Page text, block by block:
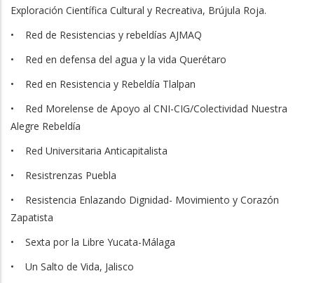
Exploración Científica Cultural y Recreativa, Brújula Roja.
• Red de Resistencias y rebeldías AJMAQ
• Red en defensa del agua y la vida Querétaro
• Red en Resistencia y Rebeldía Tlalpan
• Red Morelense de Apoyo al CNI-CIG/Colectividad Nuestra
Alegre Rebeldía
• Red Universitaria Anticapitalista
• Resistrenzas Puebla
• Resistencia Enlazando Dignidad- Movimiento y Corazón
Zapatista
• Sexta por la Libre Yucata-Málaga
• Un Salto de Vida, Jalisco